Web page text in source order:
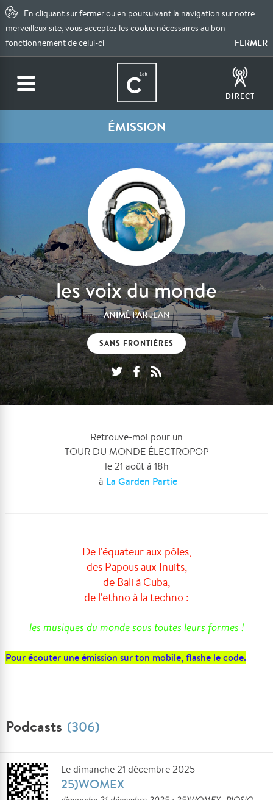
En cliquant sur fermer ou en poursuivant la navigation sur notre
merveilleux site, vous acceptez les cookie nécessaires au bon
fonctionnement de celui-ci
FERMER
DIRECT
ÉMISSION
les voix du monde
ANIMÉ PARJEAN
SANS FRONTIÈRES
Retrouve-moi pour un
TOUR DU MONDE ÉLECTROPOP
le 21 août à 18h
à La Garden Partie
De l'équateur aux pôles,
des Papous aux Inuits,
de Bali à Cuba,
de l'ethno à la techno :
les musiques du monde sous toutes leurs formes !
Pour écouter une émission sur ton mobile, flashe le code.
Podcasts (306)
Le dimanche 21 décembre 2025
25)WOMEX